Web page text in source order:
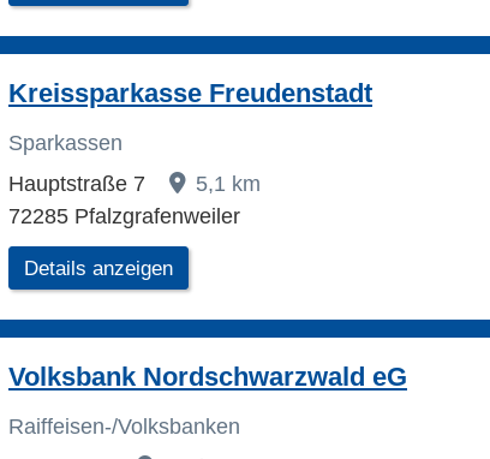
Kreissparkasse Freudenstadt
Sparkassen
Hauptstraße 7
5,1 km
72285 Pfalzgrafenweiler
Details anzeigen
Volksbank Nordschwarzwald eG
Raiffeisen-/Volksbanken